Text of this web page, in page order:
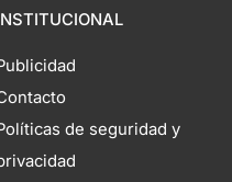
de seguridad y